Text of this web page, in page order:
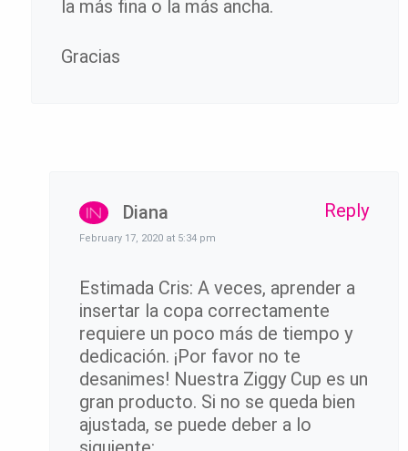
la más fina o la más ancha.
Gracias
Diana
February 17, 2020 at 5:34 pm
Estimada Cris: A veces, aprender a
insertar la copa correctamente
requiere un poco más de tiempo y
dedicación. ¡Por favor no te
desanimes! Nuestra Ziggy Cup es un
gran producto. Si no se queda bien
ajustada, se puede deber a lo
Reply